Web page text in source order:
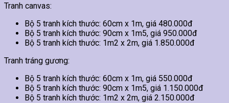
Tranh canvas:
Bộ 5 tranh kích thước: 60cm x 1m, giá 480.000đ
Bộ 5 tranh kích thước: 90cm x 1m5, giá 950.000đ
Bộ 5 tranh kích thước: 1m2 x 2m, giá 1.850.000đ
Tranh tráng gương:
Bộ 5 tranh kích thước: 60cm x 1m, giá 550.000đ
Bộ 5 tranh kích thước: 90cm x 1m5, giá 1.150.000đ
Bộ 5 tranh kích thước: 1m2 x 2m, giá 2.150.000đ